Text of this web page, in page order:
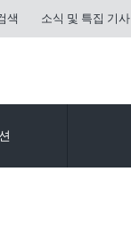
색 소식 및 특집 기사